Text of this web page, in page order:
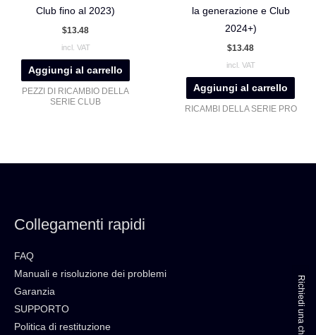
Club fino al 2023)
$13.48
incl. VAT
Aggiungi al carrello
PEZZI DI RICAMBIO DELLA
SERIE CLUB
la generazione e Club
2024+)
$13.48
incl. VAT
Aggiungi al carrello
RICAMBI DELLA SERIE PRO
Collegamenti rapidi
FAQ
Manuali e risoluzione dei problemi
Garanzia
SUPPORTO
Politica di restituzione